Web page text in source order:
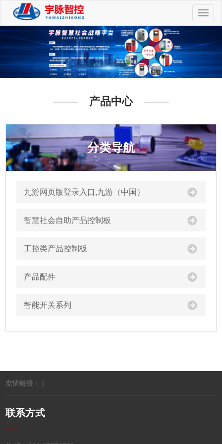
切
换
航
产品中心
分类导航
九游网页版登录入口,九游（中国）
智慧社会自助产品控制板
工控类产品控制板
产品配件
智能开关系列
友情链接： |
联系方式